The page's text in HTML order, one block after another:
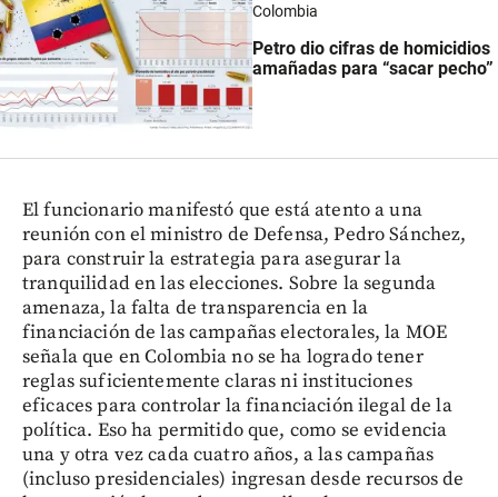
Colombia
Petro dio cifras de homicidios
amañadas para “sacar pecho”
El funcionario manifestó que está atento a una
reunión con el ministro de Defensa, Pedro Sánchez,
para construir la estrategia para asegurar la
tranquilidad en las elecciones. Sobre la segunda
amenaza, la falta de transparencia en la
financiación de las campañas electorales, la MOE
señala que en Colombia no se ha logrado tener
reglas suficientemente claras ni instituciones
eficaces para controlar la financiación ilegal de la
política. Eso ha permitido que, como se evidencia
una y otra vez cada cuatro años, a las campañas
(incluso presidenciales) ingresan desde recursos de